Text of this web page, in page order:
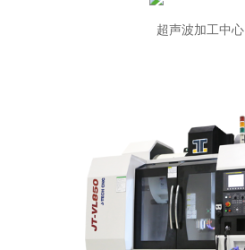
超声波加工中心